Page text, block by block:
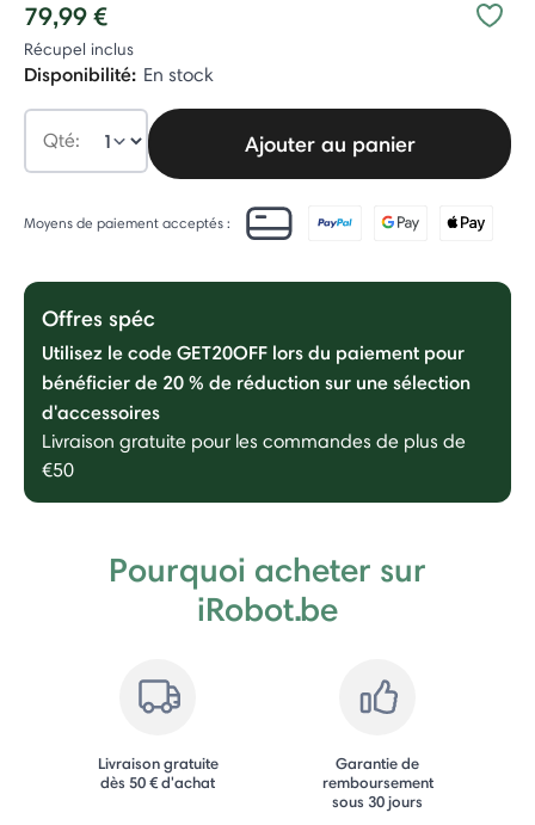
79,99 €
Récupel inclus
Disponibilité: En stock
Qté: Ajouter au panier
Moyens de paiement acceptés :
Offres spéc
Utilisez le code GET20OFF lors du paiement pour
bénéficier de 20 % de réduction sur une sélection
d'accessoires
Livraison gratuite pour les commandes de plus de
€50
Pourquoi acheter sur
iRobot.be
Livraison gratuite
dès 50 € d'achat
Garantie de
remboursement
sous 30 jours